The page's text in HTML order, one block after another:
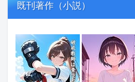
既刊著作（小説）